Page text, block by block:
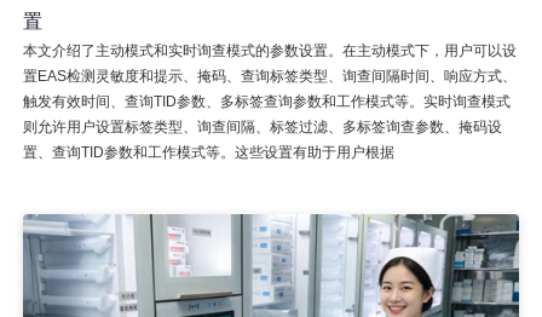
置
本文介绍了主动模式和实时询查模式的参数设置。在主动模式下，用户可以设
置EAS检测灵敏度和提示、掩码、查询标签类型、询查间隔时间、响应方式、
触发有效时间、查询TID参数、多标签查询参数和工作模式等。实时询查模式
则允许用户设置标签类型、询查间隔、标签过滤、多标签询查参数、掩码设
置、查询TID参数和工作模式等。这些设置有助于用户根据